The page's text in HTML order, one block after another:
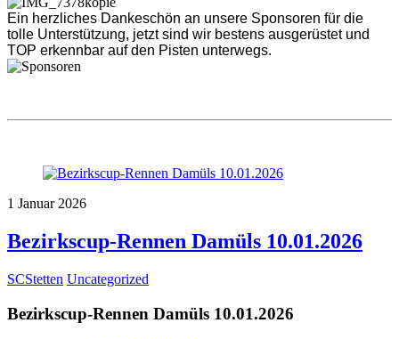
Ein herzliches Dankeschön an unsere Sponsoren für die
tolle Unterstützung, jetzt sind wir bestens ausgerüstet und
TOP erkennbar auf den Pisten unterwegs.
1 Januar 2026
Bezirkscup-Rennen Damüls 10.01.2026
SCStetten Uncategorized
Bezirkscup-Rennen Damüls 10.01.2026